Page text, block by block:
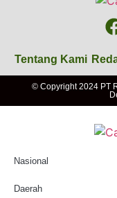
Tentang Kami
© Copyright 2024 PT
Nasional
Daerah